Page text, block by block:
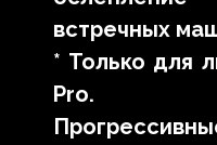
встречных
* Только для
Pro.